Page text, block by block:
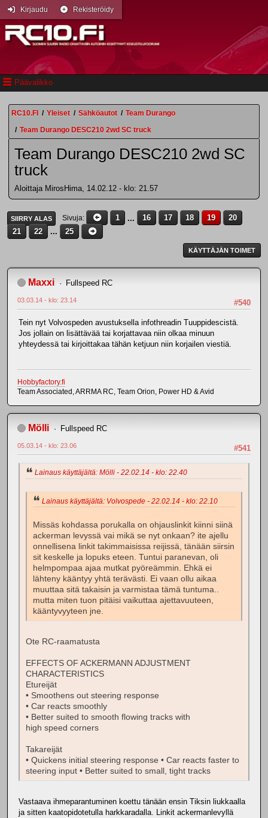
Päävalikko
Kirjaudu Rekisteröidy
RC10.FI / Yleiset / Sähköautot / Team Durango
/ Team Durango DESC210 2wd SC truck
Team Durango DESC210 2wd SC
truck
Aloittaja MirosHima, 14.02.12 - klo: 21.57
SIIRRY ALAS Sivuja 1 ... 16 17 18 19
20
21
22 ... 25
KÄYTTÄJÄN TOIMET
Maxxi Fullspeed RC
#540
03.03.14 - klo: 23.14
Tein nyt Volvospeden avustuksella infothreadin Tuuppidescistä.
Jos jollain on lisättävää tai korjattavaa niin olkaa minuun
yhteydessä tai kirjoittakaa tähän ketjuun niin korjailen viestiä.
Hobbyfactory.fi
Team Associated, ARRMA RC, Team Orion, Power HD & Avid
Mölli Fullspeed RC
#541
05.03.14 - klo: 23.06
Lainaus käyttäjältä: Mölli - 22.02.14 - klo: 22.40
Lainaus käyttäjältä: Volvospede - 22.02.14 - klo: 22.10
Missäs kohdassa porukalla on ohjauslinkit kiinni siinä
ackerman levyssä vai mikä se nyt onkaan? ite ajellu
onnellisena linkit takimmaisissa reijissä, tänään siirsin
sit keskelle ja lopuks eteen. Tuntui paranevan, oli
helmpompaa ajaa mutkat pyöreämmin. Ehkä ei
lähteny kääntyy yhtä terävästi. Ei vaan ollu aikaa
muuttaa sitä takaisin ja varmistaa tämä tuntuma..
mutta miten tuon pitäisi vaikuttaa ajettavuuteen,
kääntyvyyteen jne.
Ote RC-raamatusta
EFFECTS OF ACKERMANN ADJUSTMENT
CHARACTERISTICS
Etureijät
• Smoothens out steering response
• Car reacts smoothly
• Better suited to smooth flowing tracks with
high speed corners
Takareijät
• Quickens initial steering response • Car reacts faster to
steering input • Better suited to small, tight tracks
Vastaava ihmeparantuminen koettu tänään ensin Tiksin liukkaalla
ja sitten kaatopidotetulla harkkaradalla. Linkit ackermanlevyllä